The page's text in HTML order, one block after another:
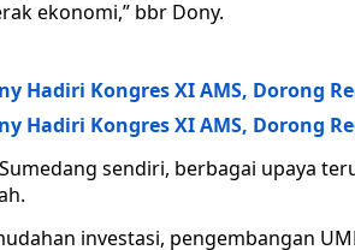
ekonomi,” bbr Dony.
Hadiri Kongres XI AMS, Dorong
Hadiri Kongres XI AMS, Dorong
sendiri, berbagai upaya
investasi, pengembangan